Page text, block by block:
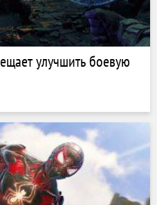
улучшить боевую